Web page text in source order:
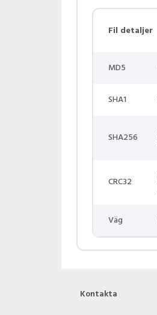
Fil detaljer
MD5
SHA1
SHA256
CRC32
Väg
Kontakta